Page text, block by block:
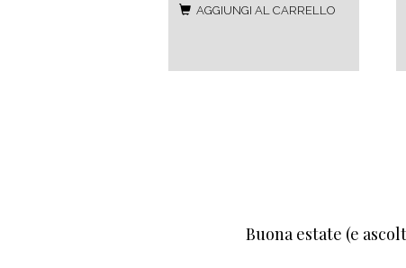
AGGIUNGI AL CARRELLO
Buona estate (e